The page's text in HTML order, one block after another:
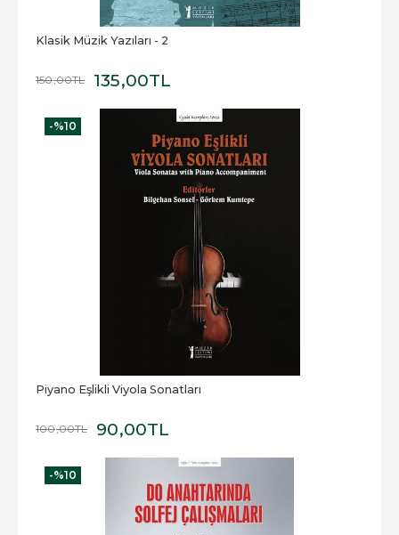
Klasik Müzik Yazıları - 2
150,00TL 135,00TL
-%10
Piyano Eşlikli Viyola Sonatları
100,00TL 90,00TL
-%10